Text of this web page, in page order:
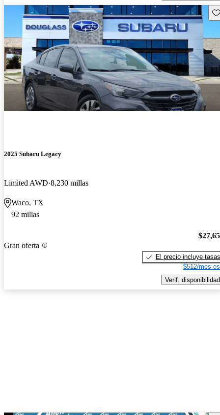
2025 Subaru Legacy
Limited AWD 8,230 millas
Waco, TX
92 millas
Gran oferta
El precio incluye tasas
$512/mes
Verif. disponibilidad